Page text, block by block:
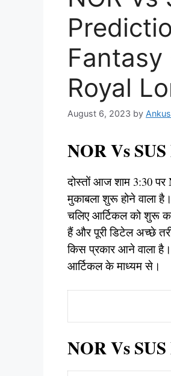
Royal
August 6, 2023 by
NOR Vs
दोस्तों आज शाम 3:30 पर
मुकाबला शुरू होने वाला
चलिए आर्टिकल को शुरू
हैं और पूरी डिटेल अच्छे
किस प्रकार आने वाला
आर्टिकल के माध्यम से।
NOR Vs